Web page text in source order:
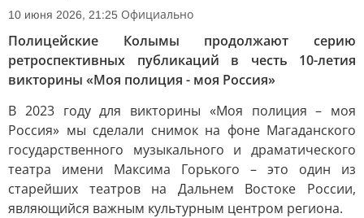
10 июня 2026, 21:25 Официально
Полицейские Колымы продолжают серию
ретроспективных публикаций в честь 10-летия
викторины «Моя полиция - моя Россия»
В 2023 году для викторины «Моя полиция – моя
Россия» мы сделали снимок на фоне Магаданского
государственного музыкального и драматического
театра имени Максима Горького – это один из
старейших театров на Дальнем Востоке России,
являющийся важным культурным центром региона.